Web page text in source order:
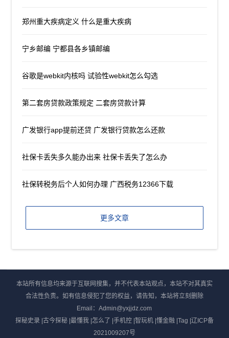
郑州重大疾病定义 什么是重大疾病
宁乡邮编 宁都县各乡镇邮编
谷歌是webkit内核吗 试验性webkit怎么勾选
第二套房贷款政策规定 二套房贷款计算
广发银行app提前还贷 广发银行贷款怎么还款
社保卡丢失多久能办出来 社保卡丢失了怎么办
社保转税务后个人如何办理 广西税务12366下载
更多文章
本站所有信息均来源于互联网搜集，并不代表本站观点，本站不对其真实
合法性负责。如有信息侵犯了您的权益，请告知，本站将立刻删除
Email：Admin@yxjjdz.com
探秘史录|古今探秘|最懂我|怎么了 |手机控|智玩机|懂金融 |Tag |辽ICP备
2021009207号